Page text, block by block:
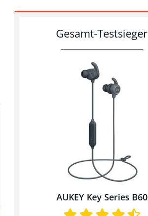
Gesamt-Testsieger
AUKEY Key Series B60